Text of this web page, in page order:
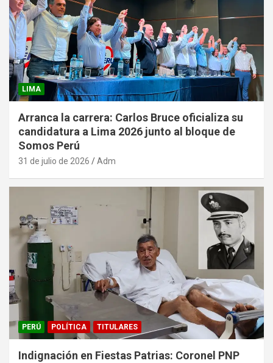
LIMA
Arranca la carrera: Carlos Bruce oficializa su
candidatura a Lima 2026 junto al bloque de
Somos Perú
31 de julio de 2026 Adm
PERÚ POLÍTICA TITULARES
Indignación en Fiestas Patrias: Coronel PNP